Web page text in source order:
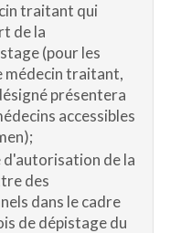
traitant qui
de la
(pour les
médecin traitant,
présentera
accessibles
de la
des
dans le cadre
de dépistage du